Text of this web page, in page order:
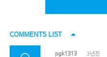
COMMENTS LIST
pgk1313 3년전